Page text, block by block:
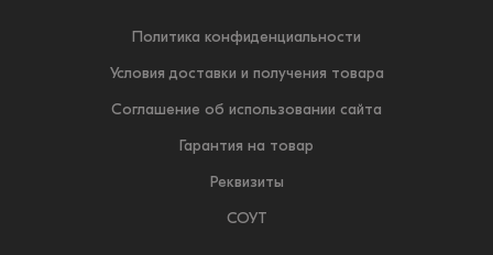
Политика конфиденциальности
Условия доставки и получения товара
Соглашение об использовании сайта
Гарантия на товар
Реквизиты
СОУТ